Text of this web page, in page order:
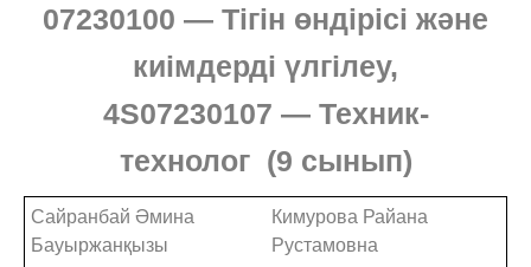
07230100 — Тігін өндірісі және
киімдерді үлгілеу,
4S07230107 — Техник-
технолог (9 сынып)
Сайранбай Әмина
Бауыржанқызы
Кимурова Райана
Рустамовна